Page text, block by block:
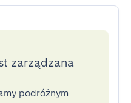
zarządzana
podróżnym